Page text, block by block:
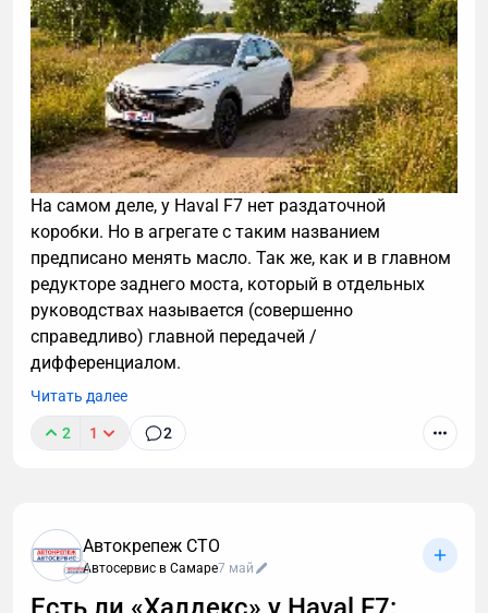
На самом деле, у Haval F7 нет раздаточной
коробки. Но в агрегате с таким названием
предписано менять масло. Так же, как и в главном
редукторе заднего моста, который в отдельных
руководствах называется (совершенно
справедливо) главной передачей /
дифференциалом.
Читать далее
2 1 2
Автокрепеж СТО
Автосервис в Самаре7 май